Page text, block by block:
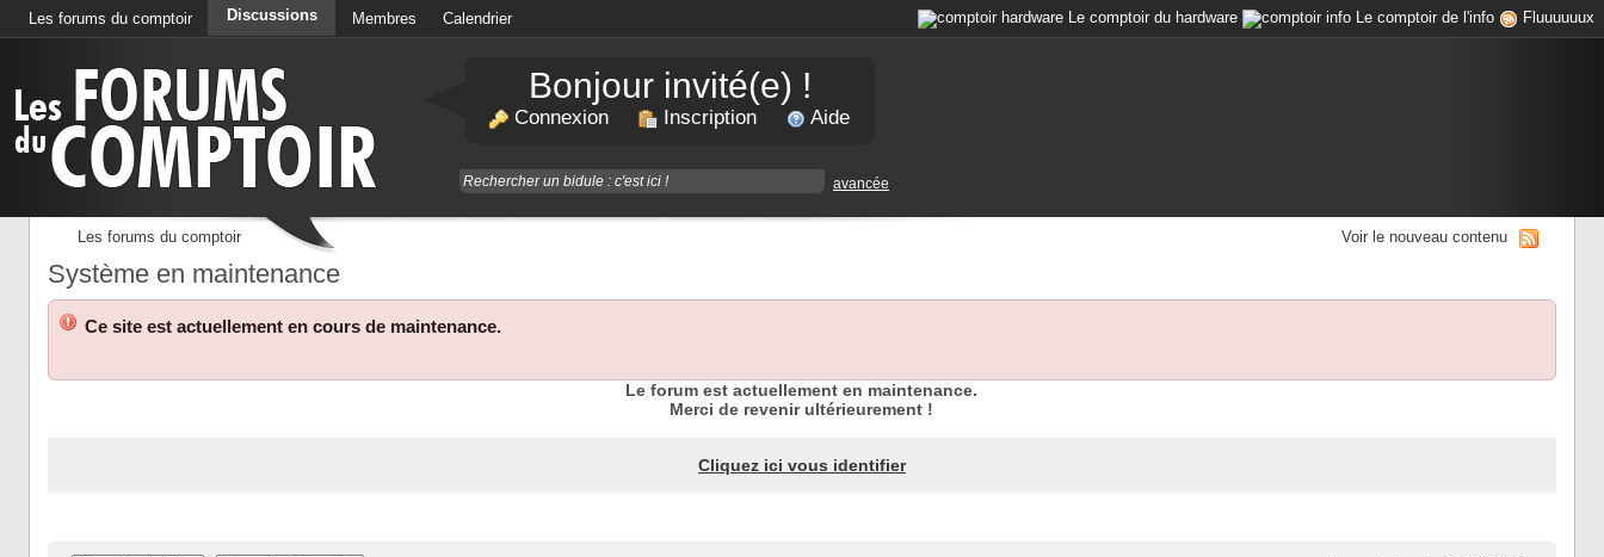
Les forums du comptoir Discussions Membres Calendrier Le comptoir du hardware Le comptoir de l'info Fluuuuuux
Bonjour invité(e) !
Connexion Inscription Aide
avancée
Les forums du comptoir Voir le nouveau contenu
Système en maintenance
Ce site est actuellement en cours de maintenance.
Le forum est actuellement en maintenance.
Merci de revenir ultérieurement !
Cliquez ici vous identifier